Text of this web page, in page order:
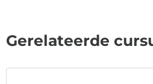
Gerelateerde